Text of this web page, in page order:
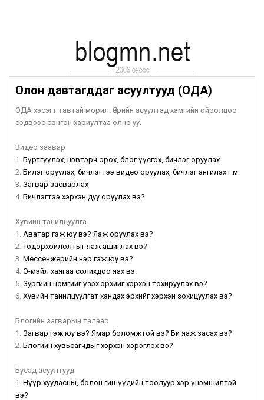
Олон давтагддаг асуултууд (ОДА)
ОДА хэсэгт тавтай морил. Өөрийн асуултад хамгийн ойролцоо
сэдвээс сонгон хариултаа олно уу.
Видео заавар
1. Бүртгүүлэх, нэвтэрч орох, блог үүсгэх, бичлэг оруулах
2. Билэг оруулах, бичлэгтээ видео оруулах, бичлэг ангилах г.м:
3. Загвар засварлах
4. Бичлэгтээ хэрхэн дуу оруулах вэ?
Хувийн танилцуулга
1. Аватар гэж юу вэ? Яаж оруулах вэ?
2.Тодорхойлолтыг яаж ашиглах вэ?
3. Мессенжерийн нэр гэж юу вэ?
4. Э-мэйл хаягаа солихдоо яах вэ.
5. Зургийн цомгийг үзэх эрхийг хэрхэн тохируулах вэ?
6. Хувийн танилцуулгат хандах эрхийг хэрхэн зохицуулах вэ?
Блогийн загварын талаар
1. Загвар гэж юу вэ? Ямар боломжтой вэ? Би яаж засах вэ?
2. Блогийн хувьсагчдыг хэрхэн хэрэглэх вэ?
Бусад асуултууд
1. Нүүр хуудасны, болон гишүүдийн тоолуур хэр үнэмшилтэй
вэ?